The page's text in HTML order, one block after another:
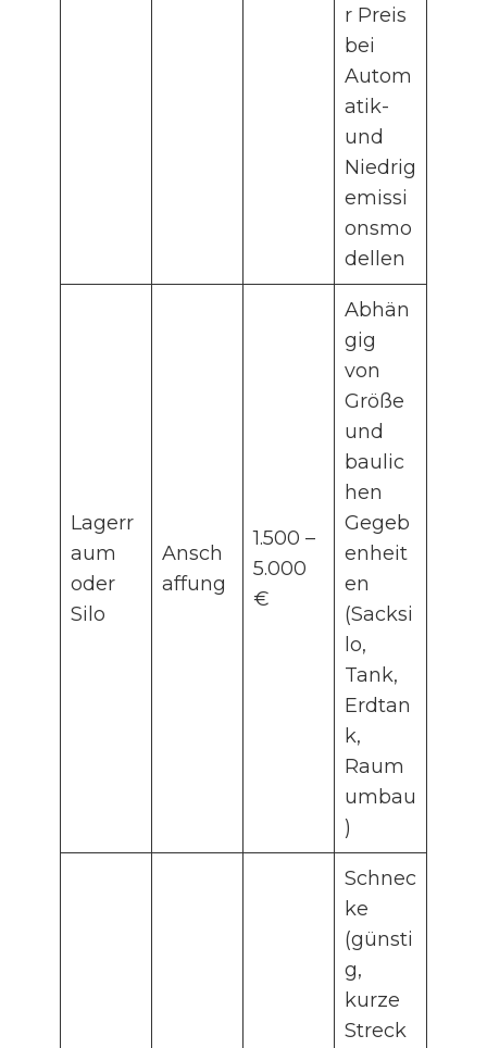
r Preis
bei
Autom
atik-
und
Niedrig
emissi
onsmo
dellen
Lagerr
aum
oder
Silo
Ansch
affung
1.500 –
5.000
€
Abhän
gig
von
Größe
und
baulic
hen
Gegeb
enheit
en
(Sacksi
lo,
Tank,
Erdtan
k,
Raum
umbau
)
Schnec
ke
(günsti
g,
kurze
Streck